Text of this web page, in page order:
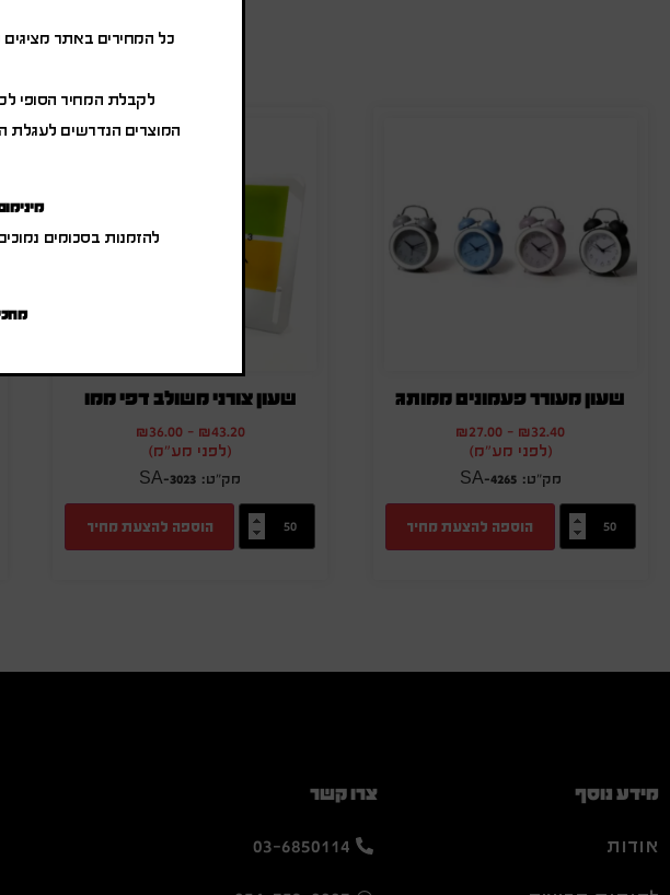
מוצרים
שעון מעורר פעמונים ממותג
₪32.40
-
₪27.00
(לפני מע"מ)
SA-4265
הוספה להצעת מחיר
שעון צורני משולב דפי ממו
₪43.20
-
₪36.00
(לפני מע"מ)
SA-3023
הוספה להצעת מחיר
מידע נוסף
אודות
צרו קשר
03-6850114
כל המחירים באתר מציגים
לקבלת המחיר הסופי
המוצרים הנדרשים לעגלת
מינימום
להזמנות בסכומים